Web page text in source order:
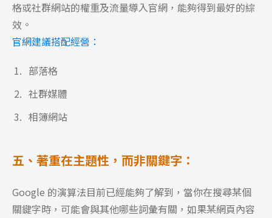
格或社群網站的權重及流量導入官網，能夠得到最好的綜
效。
官網建議搭配經營：
部落格
社群媒體
相簿網站
五、著重在主題性，而非關鍵字：
Google 的演算法目前已經能夠了解到，當你在搜尋某個
關鍵字時，可能會與其他哪些詞彙有關，如果某網頁內容